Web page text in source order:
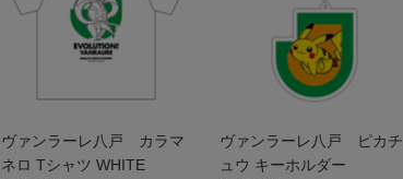
ヴァンラーレ八戸 カラマ
ネロ Tシャツ WHITE
ヴァンラーレ八戸 ピカチ
ュウ キーホルダー